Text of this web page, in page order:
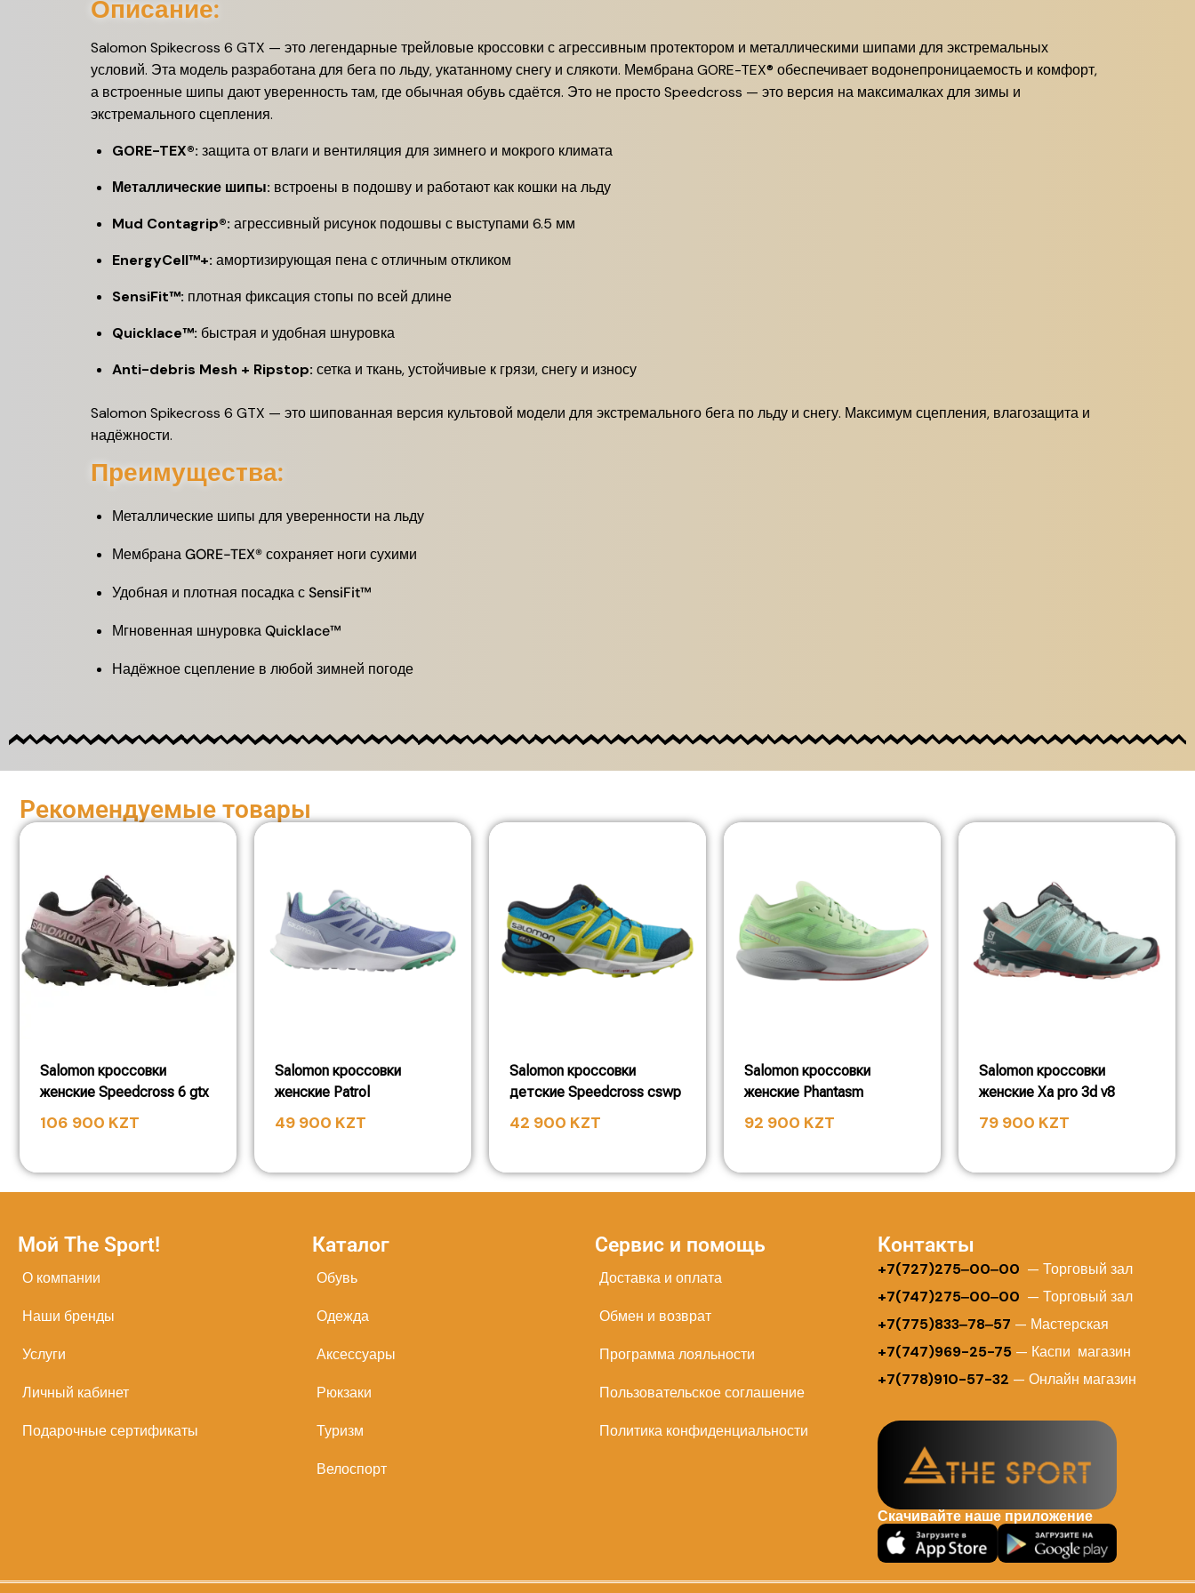
Описание:
Salomon Spikecross 6 GTX — это легендарные трейловые кроссовки с агрессивным протектором и металлическими шипами для экстремальных
условий. Эта модель разработана для бега по льду, укатанному снегу и слякоти. Мембрана GORE-TEX® обеспечивает водонепроницаемость и комфорт,
а встроенные шипы дают уверенность там, где обычная обувь сдаётся. Это не просто Speedcross — это версия на максималках для зимы и
экстремального сцепления.
GORE-TEX®: защита от влаги и вентиляция для зимнего и мокрого климата
Металлические шипы: встроены в подошву и работают как кошки на льду
Mud Contagrip®: агрессивный рисунок подошвы с выступами 6.5 мм
EnergyCell™+: амортизирующая пена с отличным откликом
SensiFit™: плотная фиксация стопы по всей длине
Quicklace™: быстрая и удобная шнуровка
Anti-debris Mesh + Ripstop: сетка и ткань, устойчивые к грязи, снегу и износу
Salomon Spikecross 6 GTX — это шипованная версия культовой модели для экстремального бега по льду и снегу. Максимум сцепления, влагозащита и
надёжности.
Преимущества:
Металлические шипы для уверенности на льду
Мембрана GORE-TEX® сохраняет ноги сухими
Удобная и плотная посадка с SensiFit™
Мгновенная шнуровка Quicklace™
Надёжное сцепление в любой зимней погоде
Рекомендуемые товары
Salomon кроссовки
женские Speedcross 6 gtx
106 900 KZT
Salomon кроссовки
женские Patrol
49 900 KZT
Salomon кроссовки
детские Speedcross cswp
42 900 KZT
Salomon кроссовки
женские Phantasm
92 900 KZT
Salomon кроссовки
женские Xa pro 3d v8
79 900 KZT
Мой The Sport!
О компании
Наши бренды
Услуги
Личный кабинет
Подарочные сертификаты
Каталог
Обувь
Одежда
Аксессуары
Рюкзаки
Туризм
Велоспорт
Сервис и помощь
Доставка и оплата
Обмен и возврат
Программа лояльности
Пользовательское соглашение
Политика конфиденциальности
Контакты
+7(727)275‒00‒00 — Торговый зал
+7(747)275‒00‒00 — Торговый зал
+7(775)833‒78‒57 — Мастерская
+7(747)969-25-75— Каспи магазин
+7(778)910-57-32 — Онлайн магазин
Скачивайте наше приложение